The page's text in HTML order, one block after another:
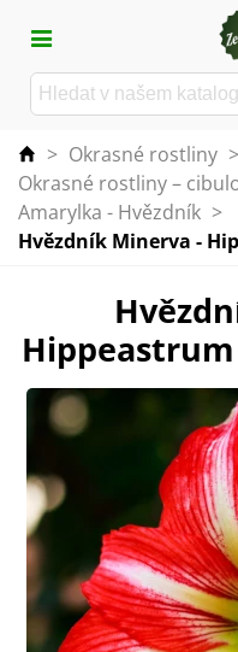
> Okrasné rostliny >
Okrasné rostliny –
Amarylka - Hvězdník >
Hvězdník Minerva -